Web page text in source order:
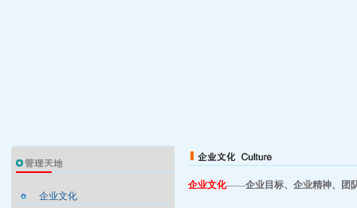
企业文化
企业文化——企业目标、企业精神、团